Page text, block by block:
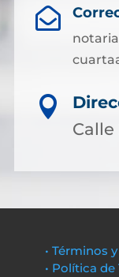


Calle
• Términos
• Política